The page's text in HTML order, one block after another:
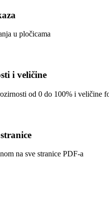
u pločicama
i veličine
od 0 do 100% i veličine
na sve stranice PDF-a